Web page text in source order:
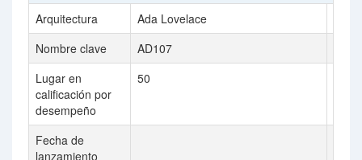
Arquitectura Ada Lovelace
Nombre clave
AD107
Lugar en
calificación por
desempeño
50
Fecha de
lanzamiento